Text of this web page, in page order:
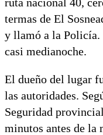
termas de El
y llamó a la Policía.
casi medianoche.
El dueño del lugar
las autoridades.
Seguridad
minutos antes de la